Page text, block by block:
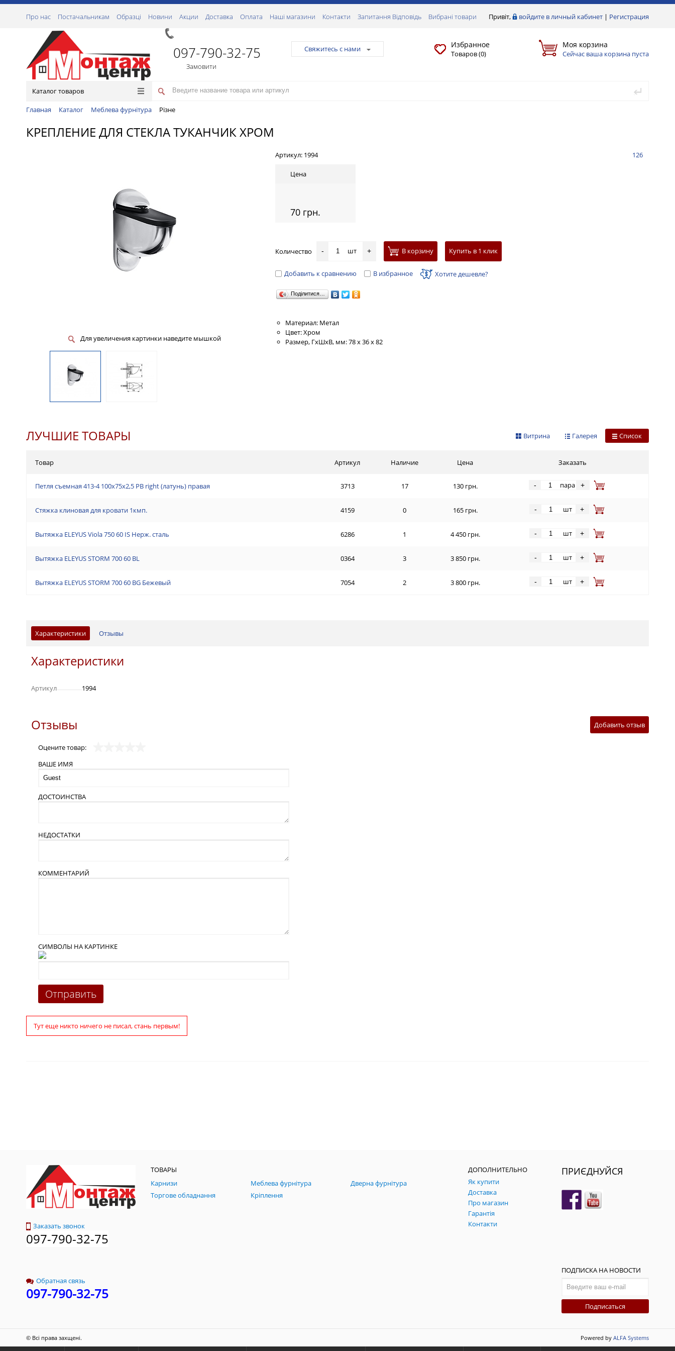
Привіт, войдите в личный кабинет | Регистрация
Про нас Постачальникам Образці Новини Акции Доставка Оплата Наші магазини Контакти Запитання Відповідь Вибрані товари
097-790-32-75
Замовити
Свяжитесь с нами Избранное
Товаров (0)
Моя корзина
Сейчас ваша корзина пуста
Каталог товаров
Главная Каталог Меблева фурнітура Різне
КРЕПЛЕНИЕ ДЛЯ СТЕКЛА ТУКАНЧИК ХРОМ
Для увеличения картинки наведите мышкой
Артикул: 1994 126
Цена
70 грн.
Количество - шт + В корзину Купить в 1 клик
Добавить к сравнению В избранное Хотите дешевле?
Поділитися…
Материал: Метал
Цвет: Хром
Размер, ГхШхВ, мм: 78 х 36 х 82
ЛУЧШИЕ ТОВАРЫ Список
Галерея
Витрина
Товар Артикул Наличие Цена Заказать
Петля съемная 413-4 100x75x2,5 PB right (латунь) правая 3713 17 130 грн. - пара +
Стяжка клиновая для кровати 1кмп. 4159 0 165 грн. - шт +
Вытяжка ELEYUS Viola 750 60 IS Нерж. сталь 6286 1 4 450 грн. - шт +
Вытяжка ELEYUS STORM 700 60 BL 0364 3 3 850 грн. - шт +
Вытяжка ELEYUS STORM 700 60 BG Бежевый 7054 2 3 800 грн. - шт +
Характеристики Отзывы
Характеристики
Артикул 1994
Отзывы Добавить отзыв
Оцените товар:
ВАШЕ ИМЯ
ДОСТОИНСТВА
НЕДОСТАТКИ
КОММЕНТАРИЙ
СИМВОЛЫ НА КАРТИНКЕ
Тут еще никто ничего не писал, стань первым!
Заказать звонок
097-790-32-75
Обратная связь
097-790-32-75
ТОВАРЫ
Карнизи
Меблева фурнітура
Дверна фурнітура
Торгове обладнання
Кріплення
ДОПОЛНИТЕЛЬНО
Як купити
Доставка
Про магазин
Гарантія
Контакти
ПРИЄДНУЙСЯ
ПОДПИСКА НА НОВОСТИ
Подписаться
© Всі права захщені. Powered by ALFA Systems